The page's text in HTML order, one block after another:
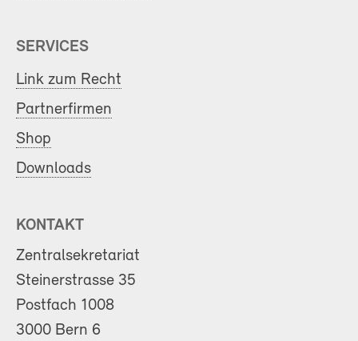
SERVICES
Link zum Recht
Partnerfirmen
Shop
Downloads
KONTAKT
Zentralsekretariat
Steinerstrasse 35
Postfach 1008
3000 Bern 6